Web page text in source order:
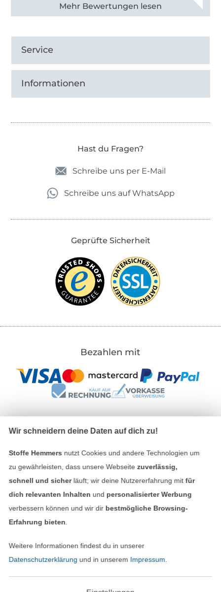
Alle 82968 Bewertungen ansehen
Service
Informationen
Hast du Fragen?
Schreibe uns per E-Mail
Schreibe uns auf WhatsApp
Geprüfte Sicherheit
Bezahlen mit
AGB
Datenschutz
Wir schneidern deine Daten auf dich zu!
Stoffe Hemmers nutzt Cookies und andere Technologien um
zu gewährleisten, dass unsere Webseite zuverlässig,
schnell und sicherläuft; wir deine Nutzererfahrung mitfür
dich relevanten Inhalten und personalisierter Werbung
verbessern können und wir dir bestmögliche Browsing-
Erfahrung bieten
Weitere Informationen findest du in unserer
Datenschutzerklärung und in unserem Impressum